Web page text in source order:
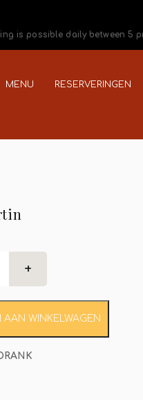
is possible daily between 5
MENU RESERVERINGEN
AAN WINKELWAGEN